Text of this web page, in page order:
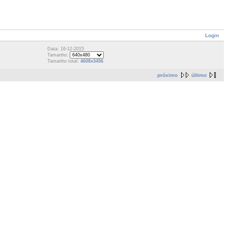
Login
Data: 16-12-2015
Tamanho:
Tamanho total: 4608x3456
próximo último